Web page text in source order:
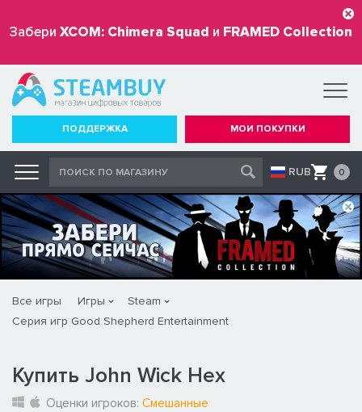
Забери XCOM: Chimera Squad и FRAMED Collection
бесплатно
ПОДДЕРЖКА МОИ ПОКУПКИ
RUB 0
Все игры Игры
Steam
Серия игр Good Shepherd Entertainment
Купить John Wick Hex
Оценки игроков: Смешанные